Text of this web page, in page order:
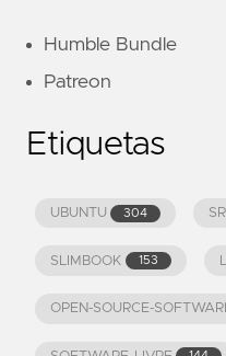
Humble Bundle
Patreon
Etiquetas
UBUNTU 304
SLIMBOOK 153
OPEN-SOURCE-